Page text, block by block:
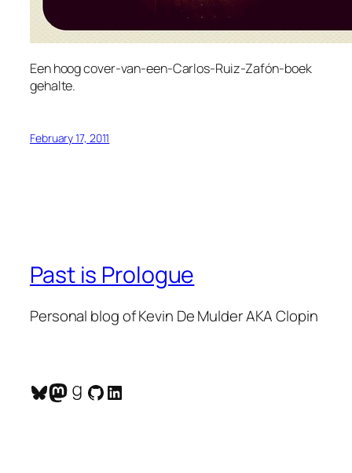
Een hoog cover-van-een-Carlos-Ruiz-Zafón-boek
gehalte.
February 17, 2011
Past is Prologue
Personal blog of Kevin De Mulder AKA Clopin
Bluesky
Mastodon
Goodreads
GitHub
LinkedIn